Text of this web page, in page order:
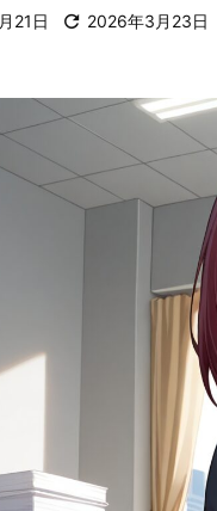
21日  2026年3月23日